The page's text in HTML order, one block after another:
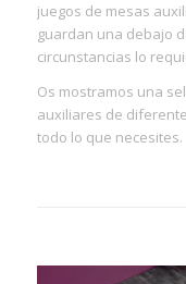
juegos de mesas
guardan una debajo
circunstancias lo
Os mostramos una
auxiliares de
todo lo que necesites.